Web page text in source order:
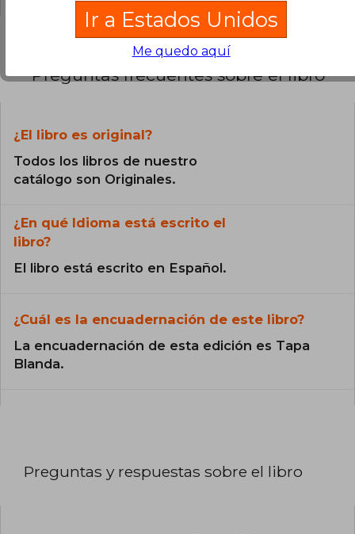
Preguntas frecuentes sobre el libro
¿El libro es original?
Todos los libros de nuestro
catálogo son Originales.
¿En qué Idioma está escrito el
libro?
El libro está escrito en Español.
¿Cuál es la encuadernación de este libro?
La encuadernación de esta edición es Tapa
Blanda.
Preguntas y respuestas sobre el libro
Ir a Estados Unidos
Me quedo aquí